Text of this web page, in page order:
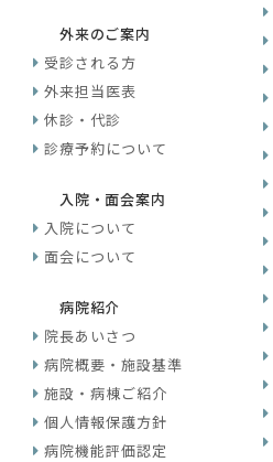
外来のご案内
受診される方
外来担当医表
休診・代診
診療予約について
入院・面会案内
入院について
面会について
病院紹介
院長あいさつ
病院概要・施設基準
施設・病棟ご紹介
個人情報保護方針
病院機能評価認定